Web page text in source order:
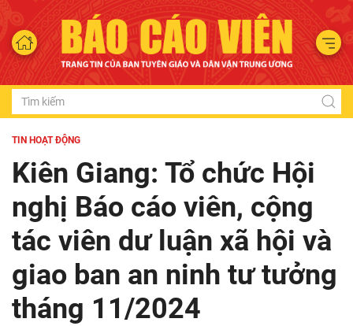
TIN HOẠT ĐỘNG
Kiên Giang: Tổ chức Hội
nghị Báo cáo viên, cộng
tác viên dư luận xã hội và
giao ban an ninh tư tưởng
tháng 11/2024